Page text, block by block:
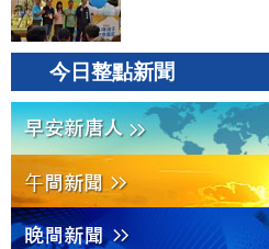
今日整點新聞